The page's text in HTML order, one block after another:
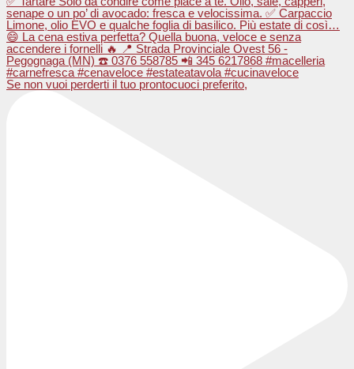
Se non vuoi perderti il tuo prontocuoci preferito,